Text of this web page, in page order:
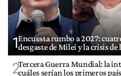
1Encuesta rumbo a 2027:
desgaste de Milei y la crisis
2Tercera Guerra Mundial: la
cuáles serían los primeros